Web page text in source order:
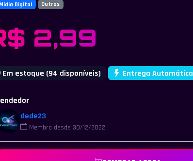
Mídia Digital Outros
2,99
Em estoque (94 disponíveis) Entrega Automática
dede23
Membro desde 30/12/2022